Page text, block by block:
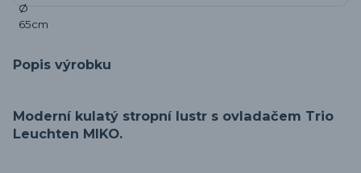
Popis výrobku
Moderní kulatý stropní lustr s ovladačem Trio
Leuchten MIKO.